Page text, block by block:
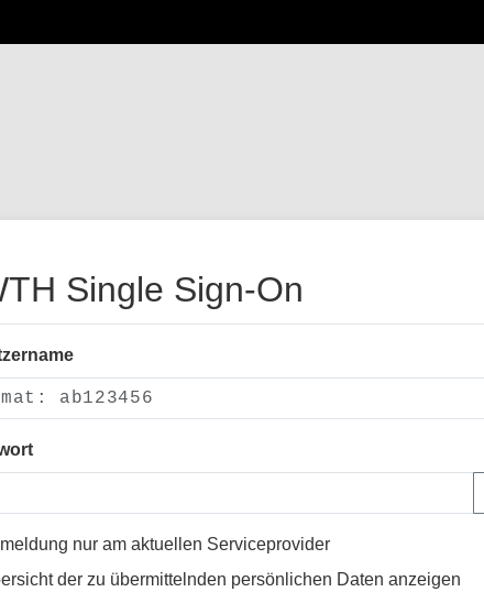
Single Sign-On
nur am aktuellen Serviceprovider
der zu übermittelnden persönlichen Daten anzeigen